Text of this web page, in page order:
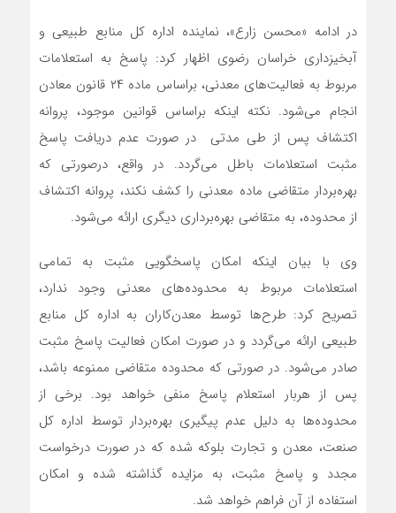
در ادامه «محسن زارع»، نماینده اداره کل منابع طبیعی و
آبخیزداری خراسان رضوی اظهار کرد: پاسخ به استعلامات
مربوط به فعالیت‌های معدنی، براساس ماده ۲۴ قانون معادن
انجام می‌شود. نکته اینکه براساس قوانین موجود، پروانه
اکتشاف پس از طی مدتی در صورت عدم دریافت پاسخ
مثبت استعلامات باطل می‌گردد. در واقع، درصورتی که
بهره‌بردار متقاضی ماده معدنی را کشف نکند، پروانه اکتشاف
از محدوده، به متقاضی بهره‌برداری دیگری ارائه می‌شود.
وی با بیان اینکه امکان پاسخگویی مثبت به تمامی
استعلامات مربوط به محدوده‌های معدنی وجود ندارد،
تصریح کرد: طرح‌ها توسط معدن‌کاران به اداره کل منابع
طبیعی ارائه می‌گردد و در صورت امکان فعالیت پاسخ مثبت
صادر می‌شود. در صورتی که محدوده متقاضی ممنوعه باشد،
پس از هربار استعلام پاسخ منفی خواهد بود. برخی از
محدوده‌ها به دلیل عدم پیگیری بهره‌بردار توسط اداره کل
صنعت، معدن و تجارت بلوکه شده که در صورت درخواست
مجدد و پاسخ مثبت، به مزایده گذاشته شده و امکان
استفاده از آن فراهم خواهد شد.